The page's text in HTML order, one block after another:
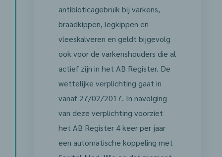
antibioticagebruik bij varkens,
braadkippen, legkippen en
vleeskalveren en geldt bijgevolg
ook voor de varkenshouders die al
actief zijn in het AB Register. De
wettelijke verplichting gaat in
vanaf 27/02/2017. In navolging
van deze verplichting voorziet
het AB Register 4 keer per jaar
een automatische koppeling met